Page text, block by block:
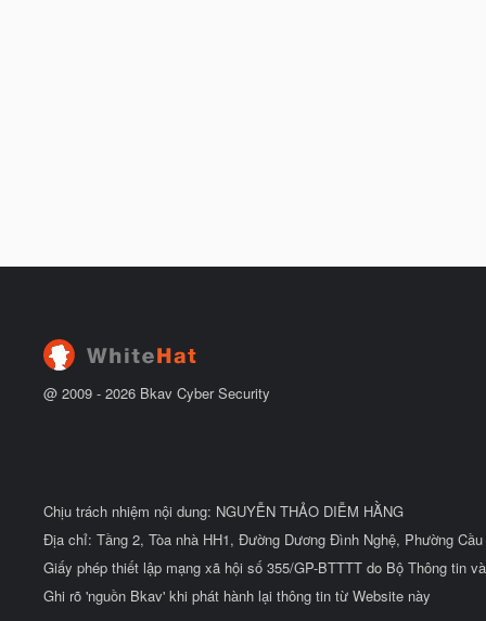
@ 2009 - 2026 Bkav Cyber Security
Chịu trách nhiệm nội dung: NGUYỄN THẢO DIỄM HẰNG
Địa chỉ: Tầng 2, Tòa nhà HH1, Đường Dương Đình Nghệ, Phường
Giấy phép thiết lập mạng xã hội số 355/GP-BTTTT do Bộ Thông tin
Ghi rõ 'nguồn Bkav' khi phát hành lại thông tin từ Website này